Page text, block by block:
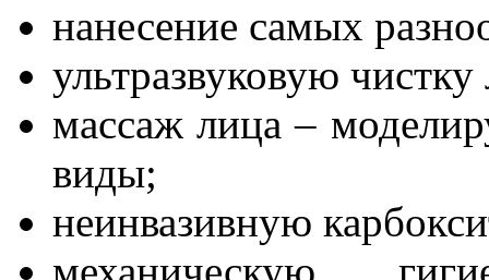
нанесение самых
ультразвуковую чистку
массаж лица –
виды;
неинвазивную
механическую